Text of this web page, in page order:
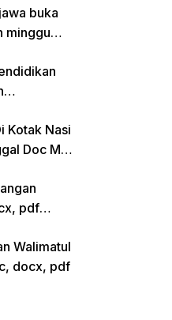
buka
minggu
Kotak Nasi
Doc Ms.
pdf
Walimatul
docx, pdf